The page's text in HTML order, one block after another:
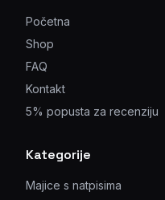
Početna
Shop
FAQ
Kontakt
5% popusta za recenziju
Kategorije
Majice s natpisima